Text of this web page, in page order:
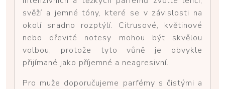
svěží a jemné tóny, které se v závislosti na
okolí snadno rozptýlí. Citrusové, květinové
nebo dřevité notesy mohou být skvělou
volbou, protože tyto vůně je obvykle
přijímané jako příjemné a neagresivní.
Pro muže doporučujeme parfémy s čistými a